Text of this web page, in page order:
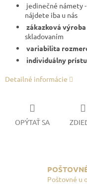
jedinečné námety -
nájdete iba u nás
zákazková výroba
skladovaním
variabilita
individuálny
Detailné informácie
OPÝTAŤ SA
Poštovné u